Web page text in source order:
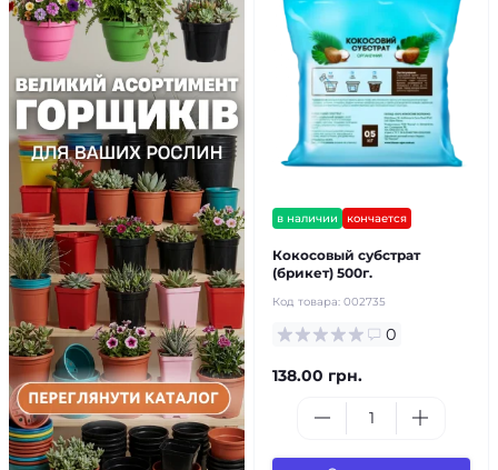
в наличии кончается
Кокосовый субстрат
(брикет) 500г.
Код товара: 002735
0
138.00 грн.